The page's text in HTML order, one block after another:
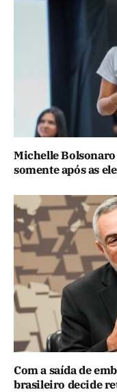
Michelle
somente após as
Com a saída de
brasileiro decide